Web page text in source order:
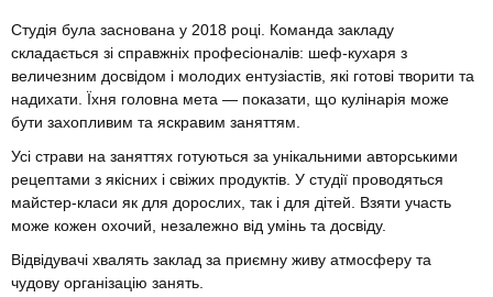
Студія була заснована у 2018 році. Команда закладу
складається зі справжніх професіоналів: шеф-кухаря з
величезним досвідом і молодих ентузіастів, які готові творити та
надихати. Їхня головна мета — показати, що кулінарія може
бути захопливим та яскравим заняттям.
Усі страви на заняттях готуються за унікальними авторськими
рецептами з якісних і свіжих продуктів. У студії проводяться
майстер-класи як для дорослих, так і для дітей. Взяти участь
може кожен охочий, незалежно від умінь та досвіду.
Відвідувачі хвалять заклад за приємну живу атмосферу та
чудову організацію занять.